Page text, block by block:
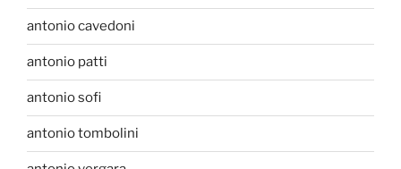
antonio cavedoni
antonio patti
antonio sofi
antonio tombolini